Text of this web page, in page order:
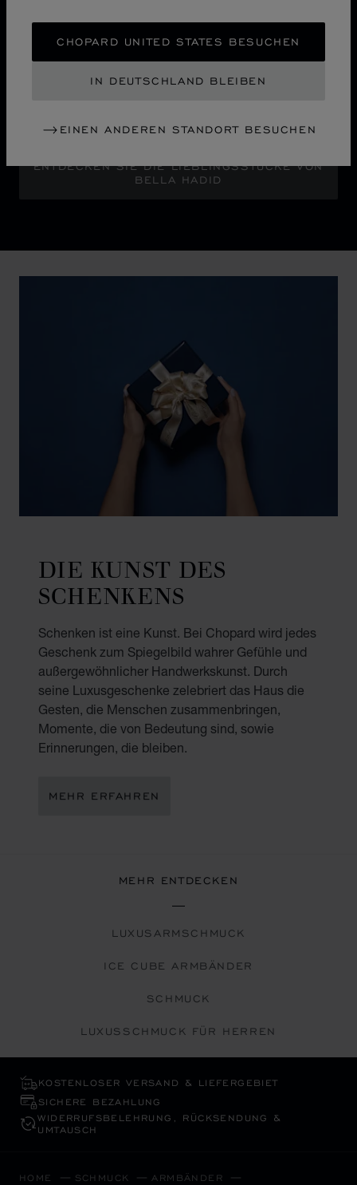
CHOPARD UNITED STATES BESUCHEN
IN DEUTSCHLAND BLEIBEN
EINEN ANDEREN STANDORT BESUCHEN
Die Kampagne „Sculpted by Light“ öffnet ein neues
Kapitel für die ikonische Ice Cube Kollektion von
Chopard. Bella Hadid, die Botschafterin des Hauses,
erstrahlt in ausdrucksvollem Glamour vor der
ENTDECKEN SIE DIE LIEBLINGSSTÜCKE VON
BELLA HADID
DIE KUNST DES
SCHENKENS
Schenken ist eine Kunst. Bei Chopard wird jedes
Geschenk zum Spiegelbild wahrer Gefühle und
außergewöhnlicher Handwerkskunst. Durch
seine Luxusgeschenke zelebriert das Haus die
Gesten, die Menschen zusammenbringen,
Momente, die von Bedeutung sind, sowie
Erinnerungen, die bleiben.
MEHR ERFAHREN
MEHR ENTDECKEN
LUXUSARMSCHMUCK
ICE CUBE ARMBÄNDER
SCHMUCK
LUXUSSCHMUCK FÜR HERREN
KOSTENLOSER VERSAND & LIEFERGEBIET
SICHERE BEZAHLUNG
WIDERRUFS­BELEHRUNG, RÜCKSENDUNG &
UMTAUSCH
HOME SCHMUCK ARMBÄNDER